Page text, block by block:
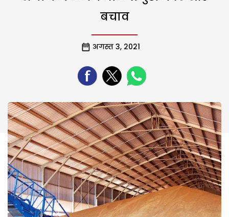
बचाव
अगस्त 3, 2021